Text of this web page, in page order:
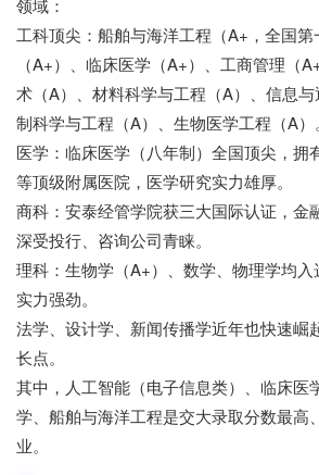
领域：
工科顶尖：船舶与海洋工程（A+，全国
（A+）、临床医学（A+）、工商管理（
术（A）、材料科学与工程（A）、信息
制科学与工程（A）、生物医学工程（A）。
医学：临床医学（八年制）全国顶尖，拥
等顶级附属医院，医学研究实力雄厚。
商科：安泰经管学院获三大国际认证，金
深受投行、咨询公司青睐。
理科：生物学（A+）、数学、物理学均
实力强劲。
法学、设计学、新闻传播学近年也快速崛
长点。
其中，人工智能（电子信息类）、临床医
学、船舶与海洋工程是交大录取分数最高
业。